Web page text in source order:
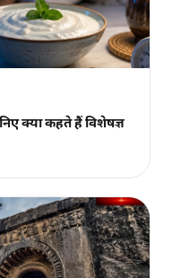
क्या कहते हैं विशेषज्ञ